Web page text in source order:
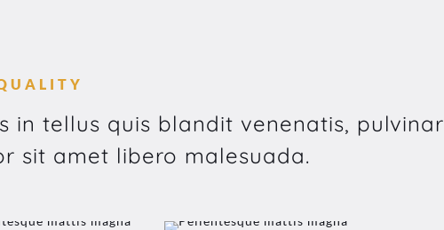
in tellus quis blandit venenatis, pulvinar
sit amet libero malesuada.